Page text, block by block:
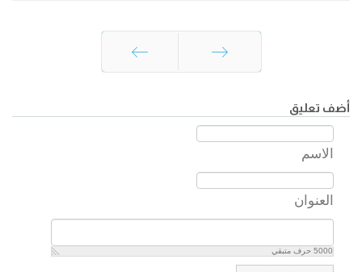
أضف تعليق
الاسم
العنوان
5000 حرف متبقي